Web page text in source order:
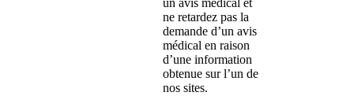
un avis médical et
ne retardez pas la
demande d’un avis
médical en raison
d’une information
obtenue sur l’un de
nos sites.